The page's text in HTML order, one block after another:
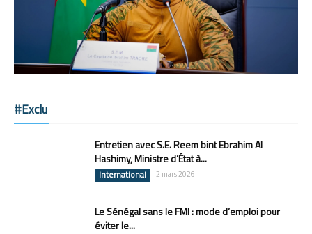
#Exclu
Entretien avec S.E. Reem bint Ebrahim Al
Hashimy, Ministre d’État à...
International 2 mars 2026
Le Sénégal sans le FMI : mode d’emploi pour
éviter le...